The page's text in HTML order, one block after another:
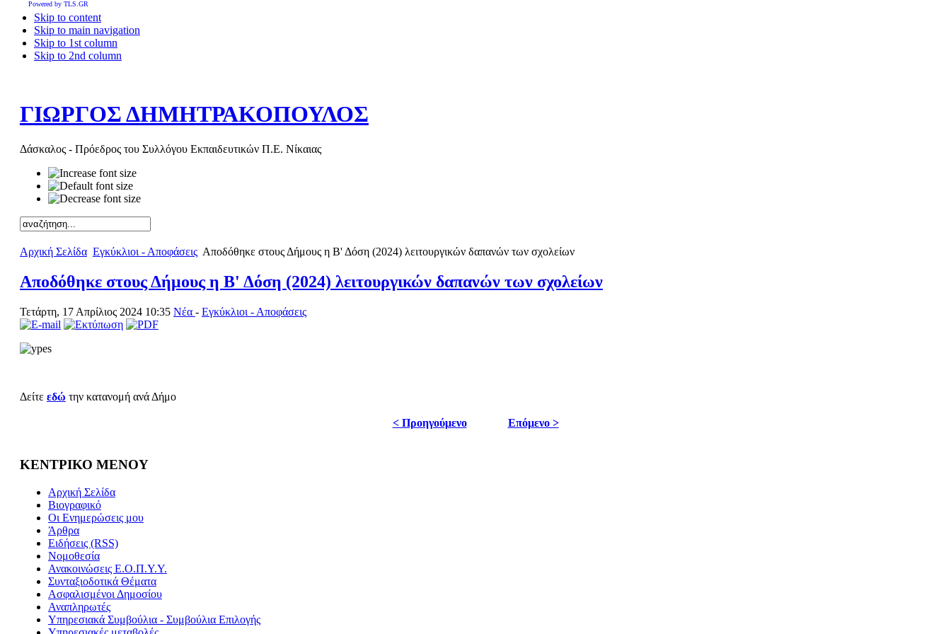
Skip to content
Skip to main navigation
Skip to 1st column
Skip to 2nd column
ΓΙΩΡΓΟΣ ΔΗΜΗΤΡΑΚΟΠΟΥΛΟΣ
Δάσκαλος - Πρόεδρος του Συλλόγου Εκπαιδευτικών Π.Ε. Νίκαιας
Αρχική Σελίδα Εγκύκλιοι - Αποφάσεις Αποδόθηκε στους Δήμους η Β' Δόση (2024) λειτουργικών δαπανών των σχολείων
Αποδόθηκε στους Δήμους η Β' Δόση (2024) λειτουργικών δαπανών των σχολείων
Τετάρτη, 17 Απρίλιος 2024 10:35 Νέα - Εγκύκλιοι - Αποφάσεις
Δείτε εδώ την κατανομή ανά Δήμο
< Προηγούμενο Επόμενο >
ΚΕΝΤΡΙΚΟ ΜΕΝΟΥ
Αρχική Σελίδα
Βιογραφικό
Οι Ενημερώσεις μου
Άρθρα
Ειδήσεις (RSS)
Νομοθεσία
Ανακοινώσεις Ε.Ο.Π.Υ.Υ.
Συνταξιοδοτικά Θέματα
Ασφαλισμένοι Δημοσίου
Αναπληρωτές
Υπηρεσιακά Συμβούλια - Συμβούλια Επιλογής
Powered by TLS.GR